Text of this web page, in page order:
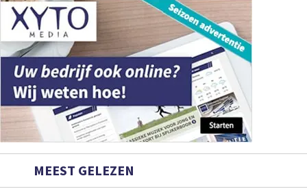
MEEST GELEZEN